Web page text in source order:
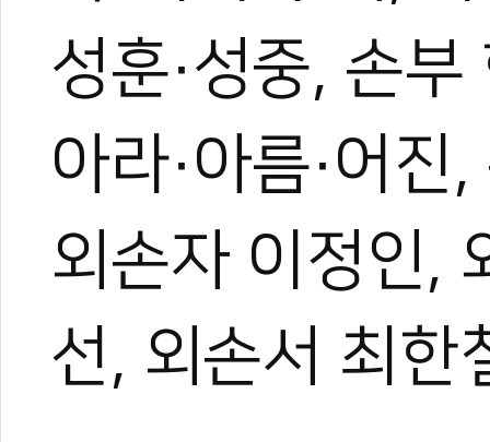
성훈·성중, 손부
아라·아름·어진
외손자 이정인,
선, 외손서 최한